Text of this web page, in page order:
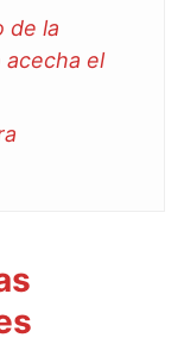
de la
acecha el